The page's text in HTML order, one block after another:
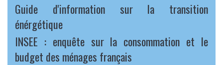
Guide d'information sur la transition
énérgétique
INSEE : enquête sur la consommation et le
budget des ménages français